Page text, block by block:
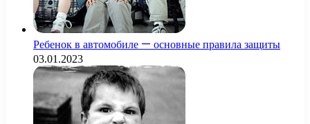
Ребенок в автомобиле — основные правила защиты
03.01.2023